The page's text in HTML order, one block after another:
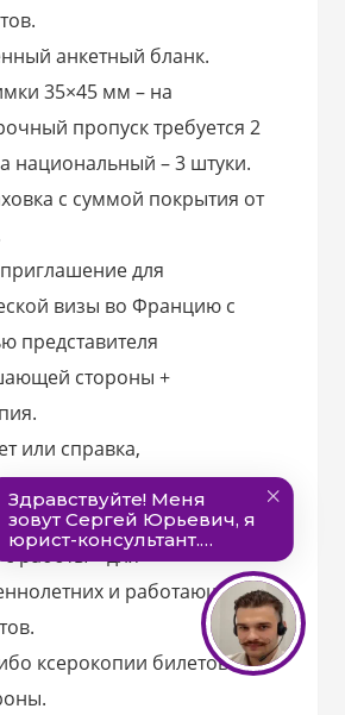
анкетный бланк.
35×45 мм – на
пропуск требуется 2
национальный – 3 штуки.
с суммой покрытия от
для
визы во Францию с
представителя
стороны +
или справка,
зачисление
в слушатели курса.
работы – для
и работающих
ксерокопии билетов в